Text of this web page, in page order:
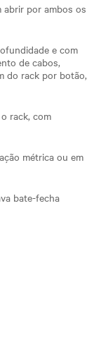
abrir por ambos os
e com
de cabos,
do rack por botão,
rack, com
métrica ou em
bate-fecha